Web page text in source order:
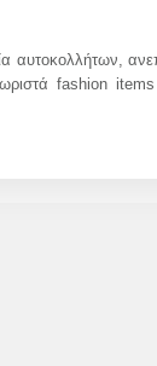
αυτοκολλήτων,
fashion